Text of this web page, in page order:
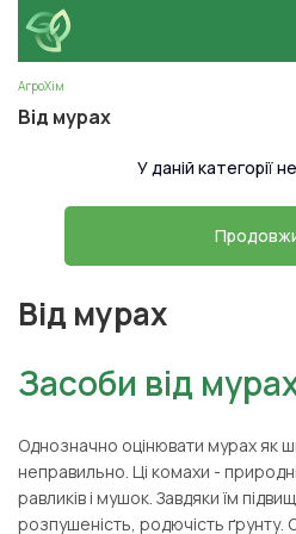
АгроХім
Від мурах
У даній категорії
Від мурах
Засоби від
Однозначно оцінювати мурах як
неправильно. Ці комахи -
равликів і мушок. Завдяки їм
розпушеність, родючість